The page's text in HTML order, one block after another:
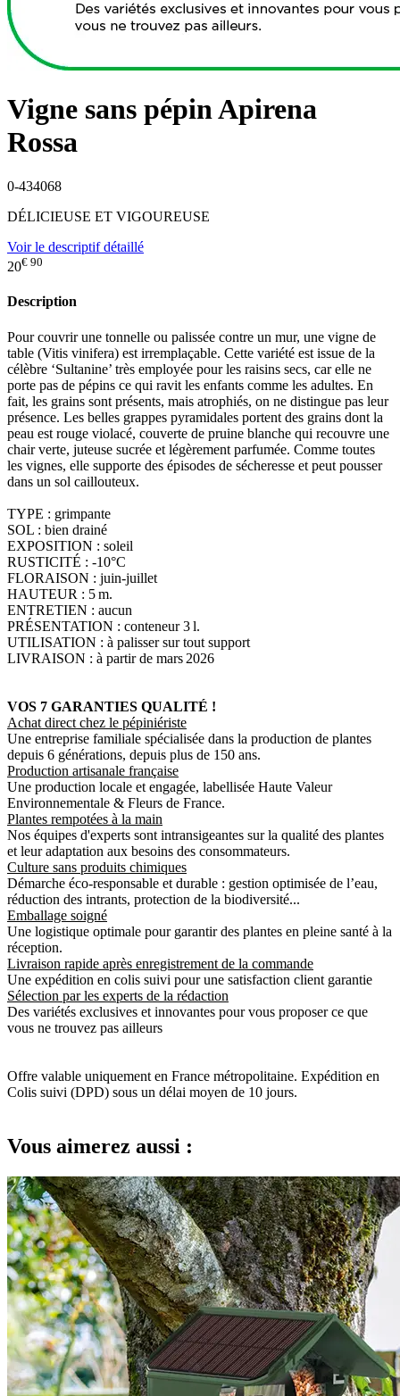
Vigne sans pépin Apirena
Rossa
0-434068
DÉLICIEUSE ET VIGOUREUSE
Voir le descriptif détaillé
20€ 90
Description
Pour couvrir une tonnelle ou palissée contre un mur, une vigne de
table (Vitis vinifera) est irremplaçable. Cette variété est issue de la
célèbre ‘Sultanine’ très employée pour les raisins secs, car elle ne
porte pas de pépins ce qui ravit les enfants comme les adultes. En
fait, les grains sont présents, mais atrophiés, on ne distingue pas leur
présence. Les belles grappes pyramidales portent des grains dont la
peau est rouge violacé, couverte de pruine blanche qui recouvre une
chair verte, juteuse sucrée et légèrement parfumée. Comme toutes
les vignes, elle supporte des épisodes de sécheresse et peut pousser
dans un sol caillouteux.
TYPE : grimpante
SOL : bien drainé
EXPOSITION : soleil
RUSTICITÉ : -10°C
FLORAISON : juin-juillet
HAUTEUR : 5 m.
ENTRETIEN : aucun
PRÉSENTATION : conteneur 3 l.
UTILISATION : à palisser sur tout support
LIVRAISON : à partir de mars 2026
VOS 7 GARANTIES QUALITÉ !
Achat direct chez le pépiniériste
Une entreprise familiale spécialisée dans la production de plantes
depuis 6 générations, depuis plus de 150 ans.
Production artisanale française
Une production locale et engagée, labellisée Haute Valeur
Environnementale & Fleurs de France.
Plantes rempotées à la main
Nos équipes d'experts sont intransigeantes sur la qualité des plantes
et leur adaptation aux besoins des consommateurs.
Culture sans produits chimiques
Démarche éco-responsable et durable : gestion optimisée de l’eau,
réduction des intrants, protection de la biodiversité...
Emballage soigné
Une logistique optimale pour garantir des plantes en pleine santé à la
réception.
Livraison rapide après enregistrement de la commande
Une expédition en colis suivi pour une satisfaction client garantie
Sélection par les experts de la rédaction
Des variétés exclusives et innovantes pour vous proposer ce que
vous ne trouvez pas ailleurs
Offre valable uniquement en France métropolitaine. Expédition en
Colis suivi (DPD) sous un délai moyen de 10 jours.
Vous aimerez aussi :